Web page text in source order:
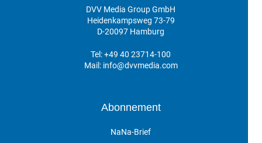
DVV Media Group GmbH
Heidenkampsweg 73-79
D-20097 Hamburg
Tel:+49 40 23714-100
Mail: info@dvvmedia.com
Abonnement
NaNa-Brief